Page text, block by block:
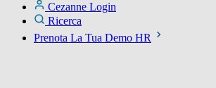
Cezanne Login
Ricerca
Prenota La Tua Demo HR